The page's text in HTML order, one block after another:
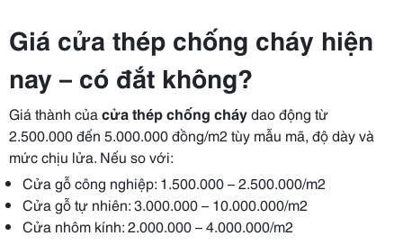
Giá cửa thép chống cháy hiện
nay – có đắt không?
Giá thành của cửa thép chống cháydao động từ
2.500.000 đến 5.000.000 đồng/m2 tùy mẫu mã, độ dày và
mức chịu lửa. Nếu so với:
Cửa gỗ công nghiệp: 1.500.000 – 2.500.000/m2
Cửa gỗ tự nhiên: 3.000.000 – 10.000.000/m2
Cửa nhôm kính: 2.000.000 – 4.000.000/m2